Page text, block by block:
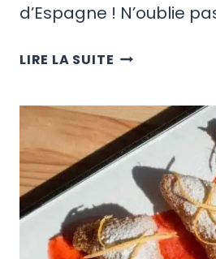
d’Espagne ! N’oublie
LIRE LA SUITE 20
+
RECETTES
DESSERTS
ESPAGNOLS